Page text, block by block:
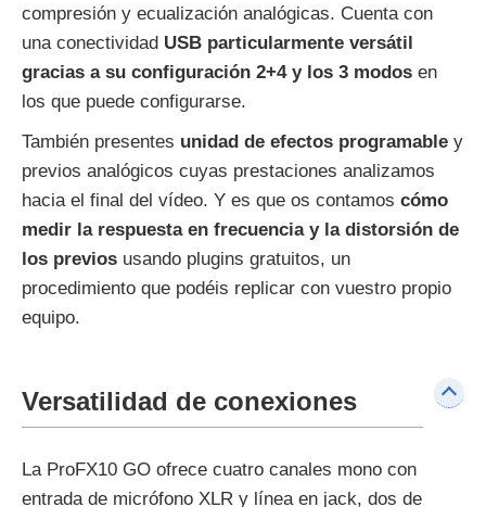
compresión y ecualización analógicas. Cuenta con
una conectividad USB particularmente versátil
gracias a su configuración 2+4 y los 3 modos en
los que puede configurarse.
También presentes unidad de efectos programable y
previos analógicos cuyas prestaciones analizamos
hacia el final del vídeo. Y es que os contamos cómo
medir la respuesta en frecuencia y la distorsión de
los previos usando plugins gratuitos, un
procedimiento que podéis replicar con vuestro propio
equipo.
Versatilidad de conexiones
La ProFX10 GO ofrece cuatro canales mono con
entrada de micrófono XLR y línea en jack, dos de